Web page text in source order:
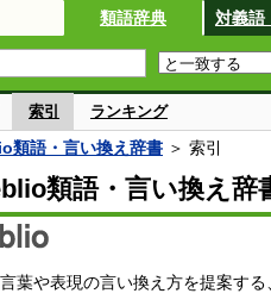
類語辞典 対義語
索引 ランキング
類語・言い換え辞書 ＞ 索引
類語・言い換え辞
葉や表現の言い換え方を提案す